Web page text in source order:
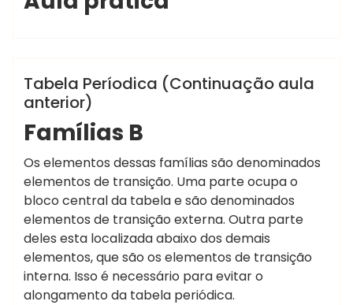
Química
Tabela Períodica (Continuação aula
anterior)
Famílias B
Os elementos dessas famílias são denominados
elementos de transição. Uma parte ocupa o
bloco central da tabela e são denominados
elementos de transição externa. Outra parte
deles esta localizada abaixo dos demais
elementos, que são os elementos de transição
interna. Isso é necessário para evitar o
alongamento da tabela periódica.